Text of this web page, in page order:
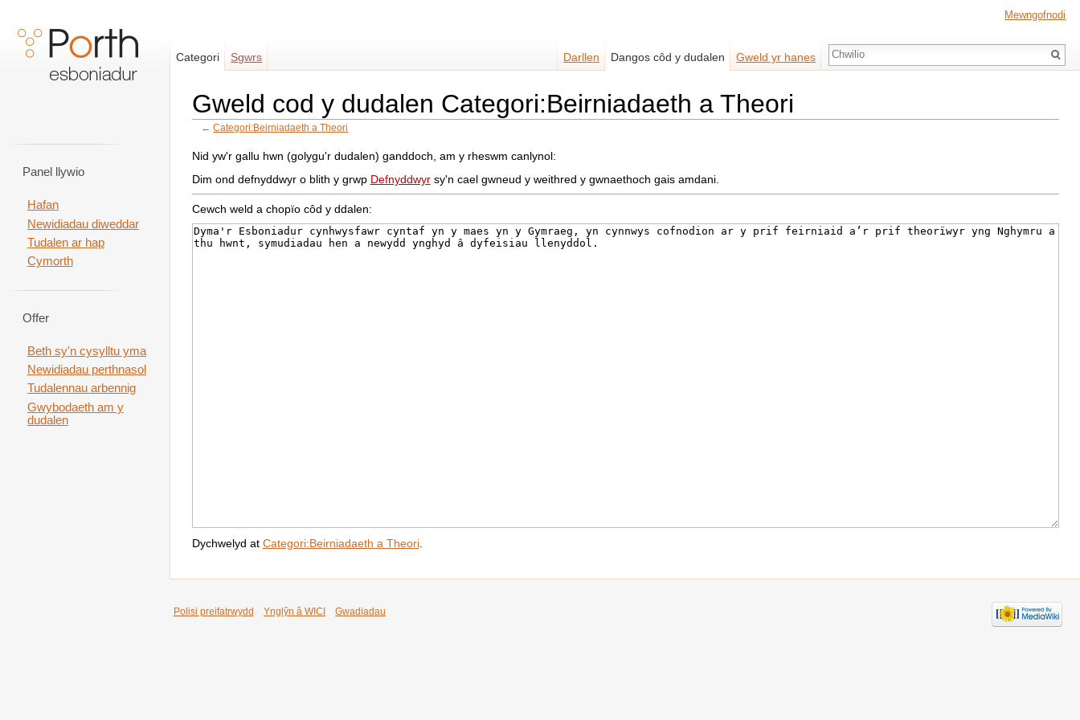
Gweld cod y dudalen Categori:Beirniadaeth a Theori
←Categori:Beirniadaeth a Theori
Nid yw'r gallu hwn (golygu'r dudalen) ganddoch, am y rheswm canlynol:
Dim ond defnyddwyr o blith y grwp Defnyddwyrsy'n cael gwneud y weithred y gwnaethoch gais amdani.
Cewch weld a chopïo côd y ddalen:
Dychwelyd at Categori:Beirniadaeth a Theori.
Mewngofnodi
Categori Sgwrs Darllen Dangos côd y dudalen Gweld yr hanes
Chwilio
Panel llywio
Hafan
Newidiadau diweddar
Tudalen ar hap
Cymorth
Offer
Beth sy'n cysylltu yma
Newidiadau perthnasol
Tudalennau arbennig
Gwybodaeth am y
dudalen
Polisi preifatrwydd Ynglŷn â WICI Gwadiadau